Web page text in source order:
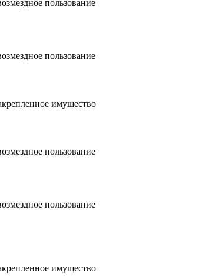
пользование
пользование
имущество
пользование
пользование
имущество